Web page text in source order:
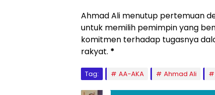
Ahmad Ali menutup pertemuan
untuk memilih pemimpin yang
komitmen terhadap tugasnya
rakyat. *
Tag: AA-AKA Ahmad Ali